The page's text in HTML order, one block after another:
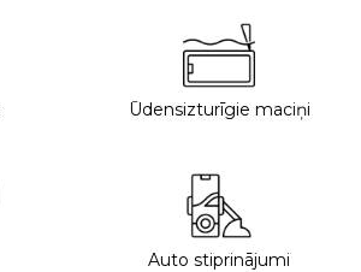
Ūdensizturīgie maciņi
Auto stiprinājumi